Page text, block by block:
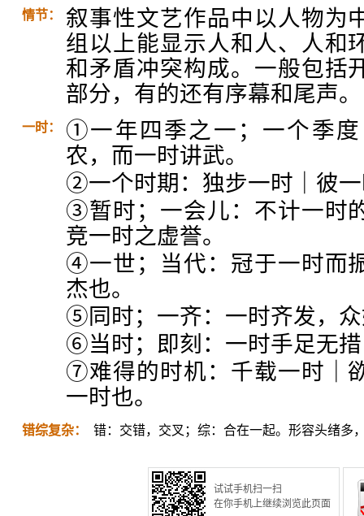
情节：
叙事性文艺作品中以人物为
组以上能显示人和人、人和
和矛盾冲突构成。一般包括
部分，有的还有序幕和尾声。
一时：
①一年四季之一；一个季
农，而一时讲武。
②一个时期：独步一时｜彼
③暂时；一会儿：不计一时
竞一时之虚誉。
④一世；当代：冠于一时而
杰也。
⑤同时；一齐：一时齐发，
⑥当时；即刻：一时手足无
⑦难得的时机：千载一时｜
一时也。
错综复杂： 错：交错，交叉；综：合在一起。形容头绪多
试试手机扫一扫
在你手机上继续浏览此页面